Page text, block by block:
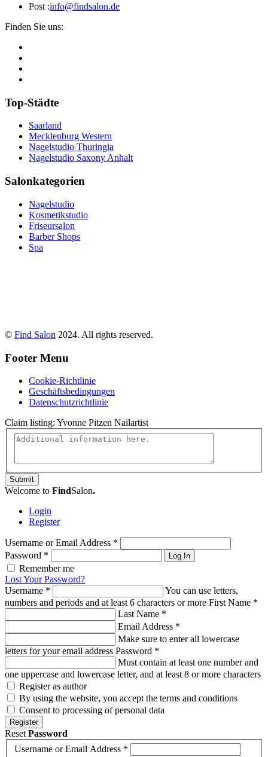
Post :info@findsalon.de
Finden Sie uns:
Top-Städte
Saarland
Mecklenburg Western
Nagelstudio Thuringia
Nagelstudio Saxony Anhalt
Salonkategorien
Nagelstudio
Kosmetikstudio
Friseursalon
Barber Shops
Spa
© Find Salon 2024. All rights reserved.
Footer Menu
Cookie-Richtlinie
Geschäftsbedingungen
Datenschutzrichtlinie
Claim listing: Yvonne Pitzen Nailartist
Submit
Welcome to FindSalon.
Login
Register
Username or Email Address *
Password * Log In
Remember me
Lost Your Password?
Username *
You can use letters,
numbers and periods and at least 6 characters or more First Name *
Last Name *
Email Address *
Make sure to enter all lowercase
letters for your email address Password *
Must contain at least one number and
one uppercase and lowercase letter, and at least 8 or more characters
Register as author
By using the website, you accept the terms and conditions
Consent to processing of personal data
Register
Reset Password
Username or Email Address *